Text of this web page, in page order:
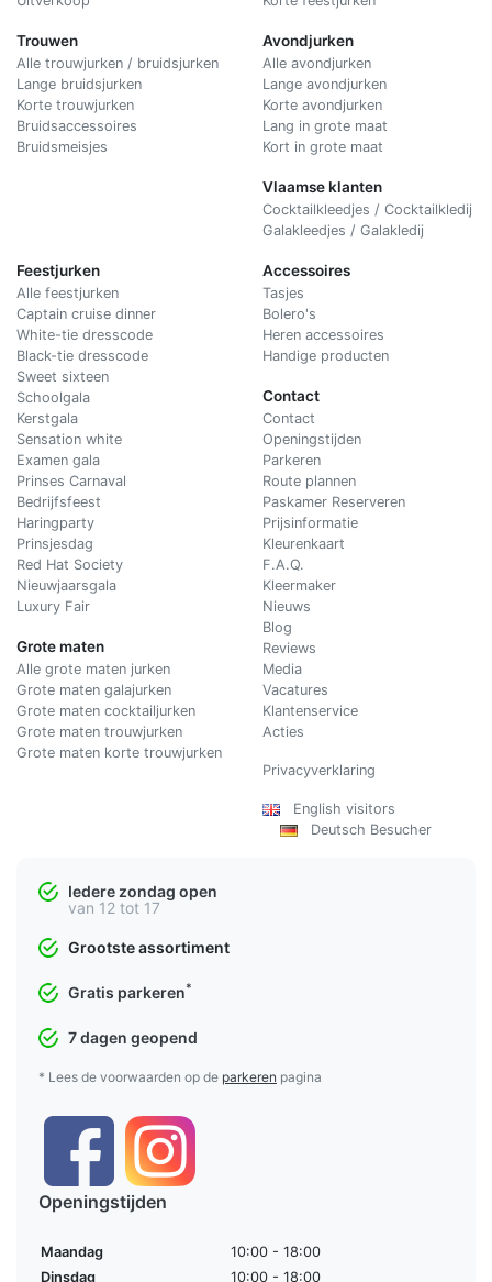
Trouwen
Alle trouwjurken / bruidsjurken
Lange bruidsjurken
Korte trouwjurken
Bruidsaccessoires
Bruidsmeisjes
Avondjurken
Alle avondjurken
Lange avondjurken
Korte avondjurken
Lang in grote maat
Kort in grote maat
Vlaamse klanten
Cocktailkleedjes / Cocktailkledij
Galakleedjes / Galakledij
Feestjurken
Alle feestjurken
Captain cruise dinner
White-tie dresscode
Black-tie dresscode
Sweet sixteen
Schoolgala
Kerstgala
Sensation white
Examen gala
Prinses Carnaval
Bedrijfsfeest
Haringparty
Prinsjesdag
Red Hat Society
Nieuwjaarsgala
Luxury Fair
Grote maten
Alle grote maten jurken
Grote maten galajurken
Grote maten cocktailjurken
Grote maten trouwjurken
Grote maten korte trouwjurken
Accessoires
Tasjes
Bolero's
Heren accessoires
Handige producten
Contact
Contact
Openingstijden
Parkeren
Route plannen
Paskamer Reserveren
Prijsinformatie
Kleurenkaart
F.A.Q.
Kleermaker
Nieuws
Blog
Reviews
Media
Vacatures
Klantenservice
Acties
Privacyverklaring
English visitors
Deutsch Besucher
Iedere zondag open
van 12 tot 17
Grootste assortiment
Gratis parkeren*
7 dagen geopend
* Lees de voorwaarden op de parkeren pagina
Openingstijden
Maandag
10:00 - 18:00
Dinsdag
10:00 - 18:00